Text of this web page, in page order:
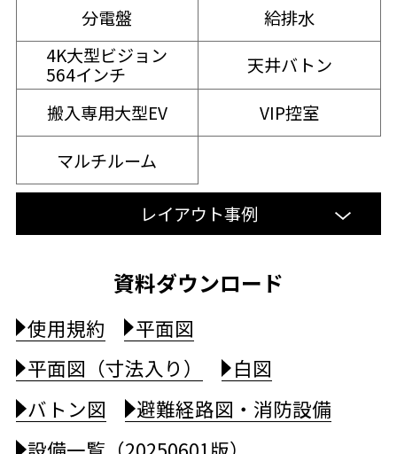
分電盤
給排水
4K大型ビジョン
564インチ
天井バトン
搬入専用大型EV
VIP控室
マルチルーム
レイアウト事例
資料ダウンロード
使用規約
平面図
平面図（寸法入り）
白図
バトン図
避難経路図・消防設備